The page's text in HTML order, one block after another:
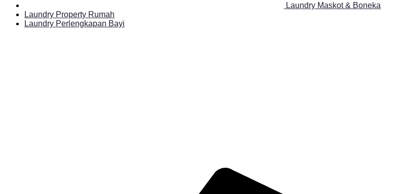
Laundry Maskot & Boneka
Laundry Property Rumah
Laundry Perlengkapan Bayi